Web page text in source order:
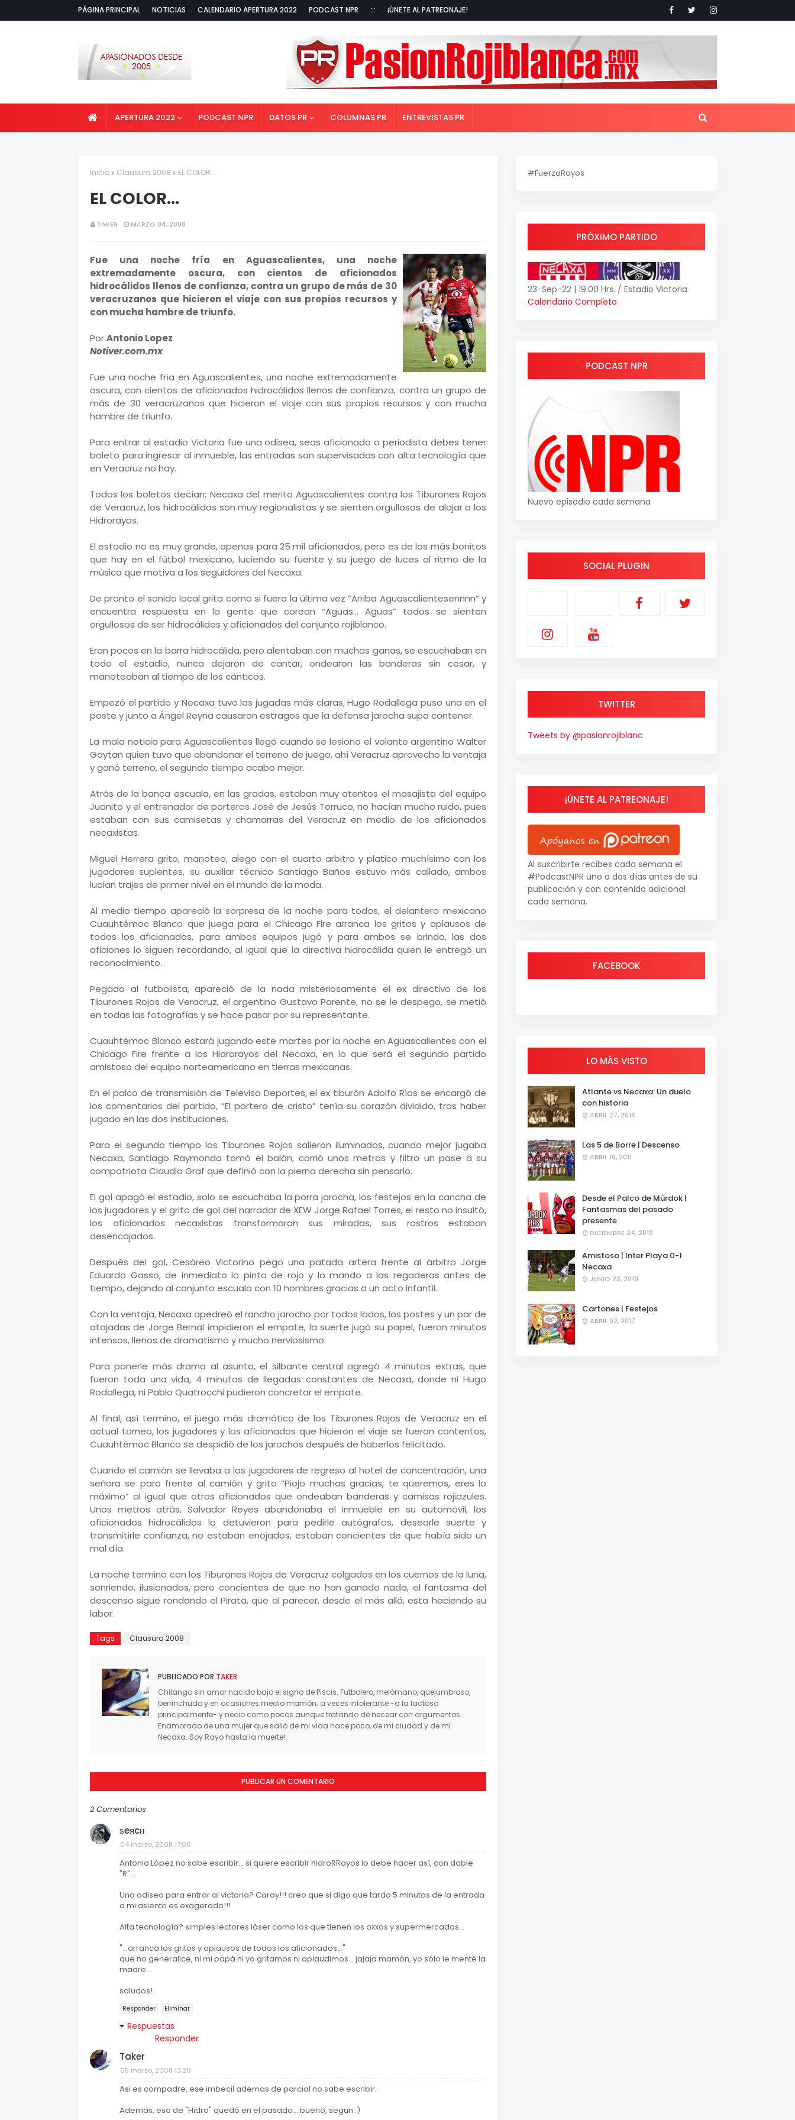
PÁGINA PRINCIPAL NOTICIAS CALENDARIO APERTURA 2022 PODCAST NPR ::: ¡ÚNETE AL PATREONAJE!
APERTURA 2022 PODCAST NPR DATOS PR COLUMNAS PR ENTREVISTAS PR
Inicio Clausura 2008 EL COLOR...
EL COLOR...
TAKER MARZO 04, 2008
Fue una noche fría en Aguascalientes, una noche
extremadamente oscura, con cientos de aficionados
hidrocálidos llenos de confianza, contra un grupo de más de 30
veracruzanos que hicieron el viaje con sus propios recursos y
con mucha hambre de triunfo.
PorAntonio Lopez
Notiver.com.mx
Fue una noche fría en Aguascalientes, una noche extremadamente
oscura, con cientos de aficionados hidrocálidos llenos de confianza, contra un grupo de
más de 30 veracruzanos que hicieron el viaje con sus propios recursos y con mucha
hambre de triunfo.
Para entrar al estadio Victoria fue una odisea, seas aficionado o periodista debes tener
boleto para ingresar al inmueble, las entradas son supervisadas con alta tecnología que
en Veracruz no hay.
Todos los boletos decían: Necaxa del merito Aguascalientes contra los Tiburones Rojos
de Veracruz, los hidrocálidos son muy regionalistas y se sienten orgullosos de alojar a los
Hidrorayos.
El estadio no es muy grande, apenas para 25 mil aficionados, pero es de los más bonitos
que hay en el fútbol mexicano, luciendo su fuente y su juego de luces al ritmo de la
música que motiva a los seguidores del Necaxa.
De pronto el sonido local grita como si fuera la última vez “Arriba Aguascalientesennnn” y
encuentra respuesta en la gente que corean “Aguas… Aguas” todos se sienten
orgullosos de ser hidrocálidos y aficionados del conjunto rojiblanco.
Eran pocos en la barra hidrocálida, pero alentaban con muchas ganas, se escuchaban en
todo el estadio, nunca dejaron de cantar, ondearon las banderas sin cesar, y
manoteaban al tiempo de los cánticos.
Empezó el partido y Necaxa tuvo las jugadas más claras, Hugo Rodallega puso una en el
poste y junto a Ángel Reyna causaron estragos que la defensa jarocha supo contener.
La mala noticia para Aguascalientes llegó cuando se lesiono el volante argentino Walter
Gaytan quien tuvo que abandonar el terreno de juego, ahí Veracruz aprovecho la ventaja
y ganó terreno, el segundo tiempo acabo mejor.
Atrás de la banca escuala, en las gradas, estaban muy atentos el masajista del equipo
Juanito y el entrenador de porteros José de Jesús Torruco, no hacían mucho ruido, pues
estaban con sus camisetas y chamarras del Veracruz en medio de los aficionados
necaxistas.
Miguel Herrera grito, manoteo, alego con el cuarto arbitro y platico muchísimo con los
jugadores suplentes, su auxiliar técnico Santiago Baños estuvo más callado, ambos
lucían trajes de primer nivel en el mundo de la moda.
Al medio tiempo apareció la sorpresa de la noche para todos, el delantero mexicano
Cuauhtémoc Blanco que juega para el Chicago Fire arranca los gritos y aplausos de
todos los aficionados, para ambos equipos jugó y para ambos se brindo, las dos
aficiones lo siguen recordando, al igual que la directiva hidrocálida quien le entregó un
reconocimiento.
Pegado al futbolista, apareció de la nada misteriosamente el ex directivo de los
Tiburones Rojos de Veracruz, el argentino Gustavo Parente, no se le despego, se metió
en todas las fotografías y se hace pasar por su representante.
Cuauhtémoc Blanco estará jugando este martes por la noche en Aguascalientes con el
Chicago Fire frente a los Hidrorayos del Necaxa, en lo que será el segundo partido
amistoso del equipo norteamericano en tierras mexicanas.
En el palco de transmisión de Televisa Deportes, el ex tiburón Adolfo Ríos se encargó de
los comentarios del partido, “El portero de cristo” tenía su corazón dividido, tras haber
jugado en las dos instituciones.
Para el segundo tiempo los Tiburones Rojos salieron iluminados, cuando mejor jugaba
Necaxa, Santiago Raymonda tomó el balón, corrió unos metros y filtro un pase a su
compatriota Claudio Graf que definió con la pierna derecha sin pensarlo.
El gol apagó el estadio, solo se escuchaba la porra jarocha, los festejos en la cancha de
los jugadores y el grito de gol del narrador de XEW Jorge Rafael Torres, el resto no insultó,
los aficionados necaxistas transformaron sus miradas, sus rostros estaban
desencajados.
Después del gol, Cesáreo Victorino pego una patada artera frente al árbitro Jorge
Eduardo Gasso, de inmediato lo pinto de rojo y lo mando a las regaderas antes de
tiempo, dejando al conjunto escualo con 10 hombres gracias a un acto infantil.
Con la ventaja, Necaxa apedreó el rancho jarocho por todos lados, los postes y un par de
atajadas de Jorge Bernal impidieron el empate, la suerte jugó su papel, fueron minutos
intensos, llenos de dramatismo y mucho nerviosismo.
Para ponerle más drama al asunto, el silbante central agregó 4 minutos extras, que
fueron toda una vida, 4 minutos de llegadas constantes de Necaxa, donde ni Hugo
Rodallega, ni Pablo Quatrocchi pudieron concretar el empate.
Al final, así termino, el juego más dramático de los Tiburones Rojos de Veracruz en el
actual torneo, los jugadores y los aficionados que hicieron el viaje se fueron contentos,
Cuauhtémoc Blanco se despidió de los jarochos después de haberlos felicitado.
Cuando el camión se llevaba a los jugadores de regreso al hotel de concentración, una
señora se paro frente al camión y grito “Piojo muchas gracias, te queremos, eres lo
máximo” al igual que otros aficionados que ondeaban banderas y camisas rojiazules.
Unos metros atrás, Salvador Reyes abandonaba el inmueble en su automóvil, los
aficionados hidrocálidos lo detuvieron para pedirle autógrafos, desearle suerte y
transmitirle confianza, no estaban enojados, estaban concientes de que había sido un
mal día.
La noche termino con los Tiburones Rojos de Veracruz colgados en los cuernos de la luna,
sonriendo, ilusionados, pero concientes de que no han ganado nada, el fantasma del
descenso sigue rondando el Pirata, que al parecer, desde el más allá, esta haciendo su
labor.
Tags Clausura 2008
PUBLICADO POR TAKER
Chilango sin amor nacido bajo el signo de Piscis. Futbolero, melómano, quejumbroso,
berrinchudo y en ocasiones medio mamón; a veces intolerante -a la lactosa
principalmente- y necio como pocos aunque tratando de necear con argumentos.
Enamorado de una mujer que salió de mi vida hace poco, de mi ciudad y de mi
Necaxa. Soy Rayo hasta la muerte!.
PUBLICAR UN COMENTARIO
2 Comentarios
ѕeяcн
04 marzo, 2008 17:06
Antonio López no sabe escribir... si quiere escribir hidroRRayos lo debe hacer así, con doble
"R"...
Una odisea para entrar al victoria? Caray!!! creo que si digo que tardo 5 minutos de la entrada
a mi asiento es exagerado!!!
Alta tecnología? simples lectores láser como los que tienen los oxxos y supermercados...
"...arranca los gritos y aplausos de todos los aficionados..."
que no generalice, ni mi papá ni yo gritamos ni aplaudimos... jajaja mamón, yo sólo le menté la
madre...
saludos!
Responder Eliminar
Respuestas
Responder
Taker
05 marzo, 2008 13:20
Asi es compadre, ese imbecil ademas de parcial no sabe escribir.
Ademas, eso de "Hidro" quedó en el pasado... bueno, segun :)
#FuerzaRayos
PRÓXIMO PARTIDO
23-Sep-22 | 19:00 Hrs. / Estadio Victoria
Calendario Completo
PODCAST NPR
Nuevo episodio cada semana
SOCIAL PLUGIN
TWITTER
Tweets by @pasionrojiblanc
¡ÚNETE AL PATREONAJE!
Al suscribirte recibes cada semana el
#PodcastNPR uno o dos días antes de su
publicación y con contenido adicional
cada semana.
FACEBOOK
LO MÁS VISTO
Atlante vs Necaxa: Un duelo
con historia
ABRIL 27, 2016
Las 5 de Borre | Descenso
ABRIL 16, 2011
Desde el Palco de Mürdok |
Fantasmas del pasado
presente
DICIEMBRE 24, 2019
Amistoso | Inter Playa 0-1
Necaxa
JUNIO 22, 2019
Cartones | Festejos
ABRIL 02, 2017